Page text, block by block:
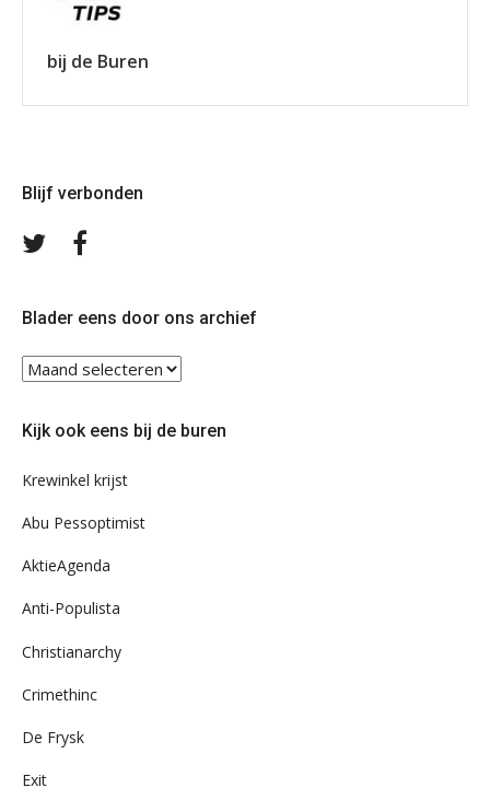
bij de Buren
Blijf verbonden
Volg
Blader eens door ons archief
Blader
eens
ons
Kijk ook eens bij de buren
Krewinkel krijst
Abu Pessoptimist
AktieAgenda
Anti-Populista
Christianarchy
Crimethinc
De Frysk
Exit